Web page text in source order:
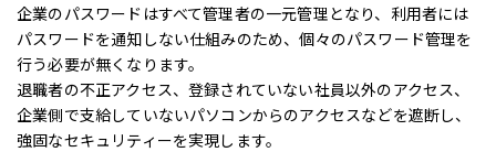
企業のパスワードはすべて管理者の一元管理となり、利用者には
パスワードを通知しない仕組みのため、個々のパスワード管理を
行う必要が無くなります。
退職者の不正アクセス、登録されていない社員以外のアクセス、
企業側で支給していないパソコンからのアクセスなどを遮断し、
強固なセキュリティーを実現します。